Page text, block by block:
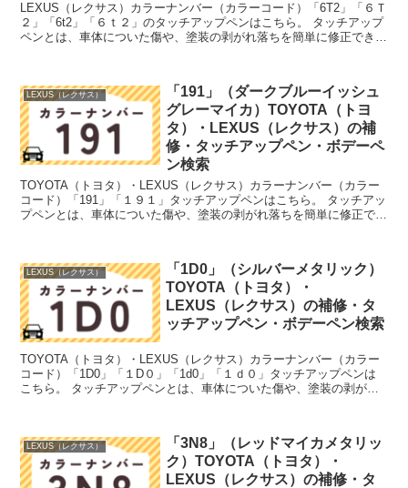
LEXUS（レクサス）カラーナンバー（カラーコード）「6T2」「６Ｔ
２」「6t2」「６ｔ２」のタッチアップペンはこちら。 タッチアップ
ペンとは、車体についた傷や、塗装の剥がれ落ちを簡単に修正できる
LEXUS（レクサス）
「191」（ダークブルーイッシュ
グレーマイカ）TOYOTA（トヨ
タ）・LEXUS（レクサス）の補
修・タッチアップペン・ボデーペ
ン検索
TOYOTA（トヨタ）・LEXUS（レクサス）カラーナンバー（カラー
コード）「191」「１９１」タッチアップペンはこちら。 タッチアッ
プペンとは、車体についた傷や、塗装の剥がれ落ちを簡単に修正でき
LEXUS（レクサス）
「1D0」（シルバーメタリック）
TOYOTA（トヨタ）・
LEXUS（レクサス）の補修・タ
ッチアップペン・ボデーペン検索
TOYOTA（トヨタ）・LEXUS（レクサス）カラーナンバー（カラー
コード）「1D0」「１D０」「1d0」「１ｄ０」タッチアップペンは
こちら。 タッチアップペンとは、車体についた傷や、塗装の剥がれ
LEXUS（レクサス）
「3N8」（レッドマイカメタリッ
ク）TOYOTA（トヨタ）・
LEXUS（レクサス）の補修・タ